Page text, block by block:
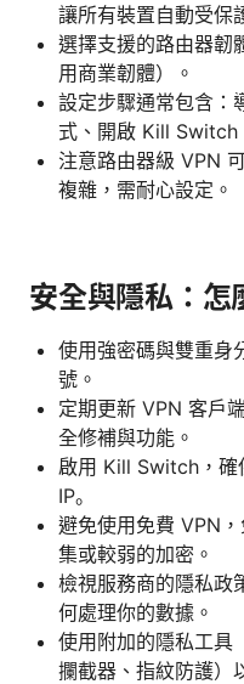
讓所有裝置自動受保
選擇支援的路由器韌
用商業韌體）。
設定步驟通常包含：
式、開啟 Kill Switch
注意路由器級 VPN
複雜，需耐心設定。
安全與隱私：怎
使用強密碼與雙重身
號。
定期更新 VPN 客戶
全修補與功能。
啟用 Kill Switch，確
IP。
避免使用免費 VPN
集或較弱的加密。
檢視服務商的隱私政
何處理你的數據。
使用附加的隱私工具
攔截器、指紋防護）